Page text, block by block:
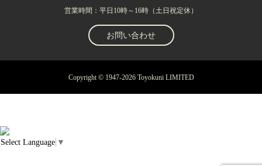
営業時間：平日10時～16時（土日祝定休）
お問い合わせ
Copyright © 1947-2026 Toyokuni LIMITED
Select Language ▼